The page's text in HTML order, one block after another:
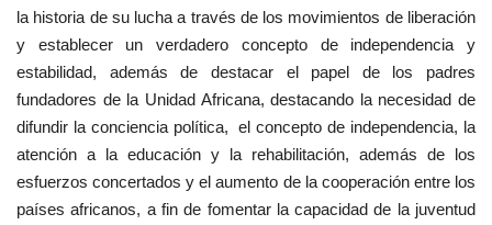
la historia de su lucha a través de los movimientos de liberación
y establecer un verdadero concepto de independencia y
estabilidad, además de destacar el papel de los padres
fundadores de la Unidad Africana, destacando la necesidad de
difundir la conciencia política, el concepto de independencia, la
atención a la educación y la rehabilitación, además de los
esfuerzos concertados y el aumento de la cooperación entre los
países africanos, a fin de fomentar la capacidad de la juventud